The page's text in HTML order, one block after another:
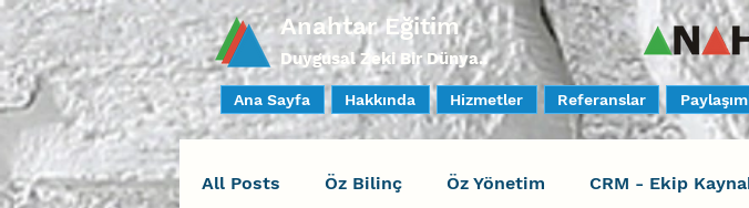
Anahtar Eğitim
Duygusal Zeki Bir Dünya..
Ana Sayfa Hakkında Hizmetler Referanslar
All Posts Öz Bilinç Öz Yönetim CRM - Ekip